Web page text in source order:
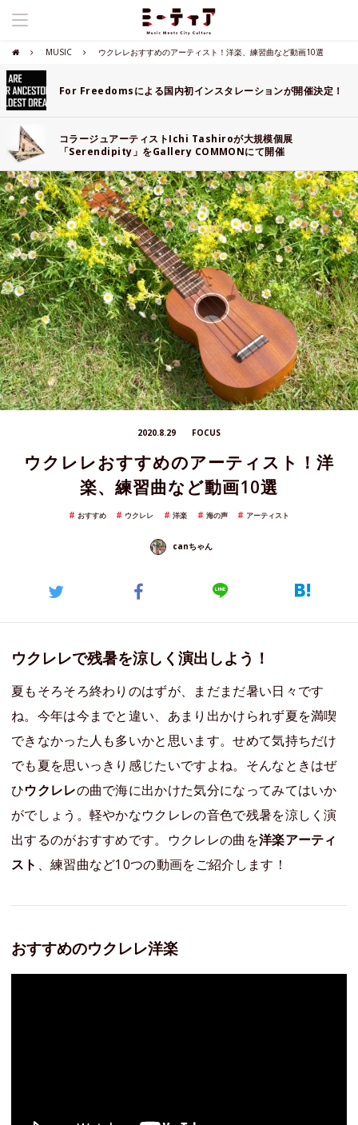
MUSIC ウクレレおすすめのアーティスト！洋楽、練習曲など動画10選
For Freedomsによる国内初インスタレーションが開催決定！
コラージュアーティストIchi Tashiroが大規模個展
「Serendipity」をGallery COMMONにて開催
2020.8.29 FOCUS
ウクレレおすすめのアーティスト！洋
楽、練習曲など動画10選
おすすめ ウクレレ 洋楽 海の声 アーティスト
canちゃん
ウクレレで残暑を涼しく演出しよう！
夏もそろそろ終わりのはずが、まだまだ暑い日々です
ね。今年は今までと違い、あまり出かけられず夏を満喫
できなかった人も多いかと思います。せめて気持ちだけ
でも夏を思いっきり感じたいですよね。そんなときはぜ
ひウクレレの曲で海に出かけた気分になってみてはいか
がでしょう。軽やかなウクレレの音色で残暑を涼しく演
出するのがおすすめです。ウクレレの曲を洋楽アーティ
スト 、練習曲など10つの動画をご紹介します！
おすすめのウクレレ洋楽